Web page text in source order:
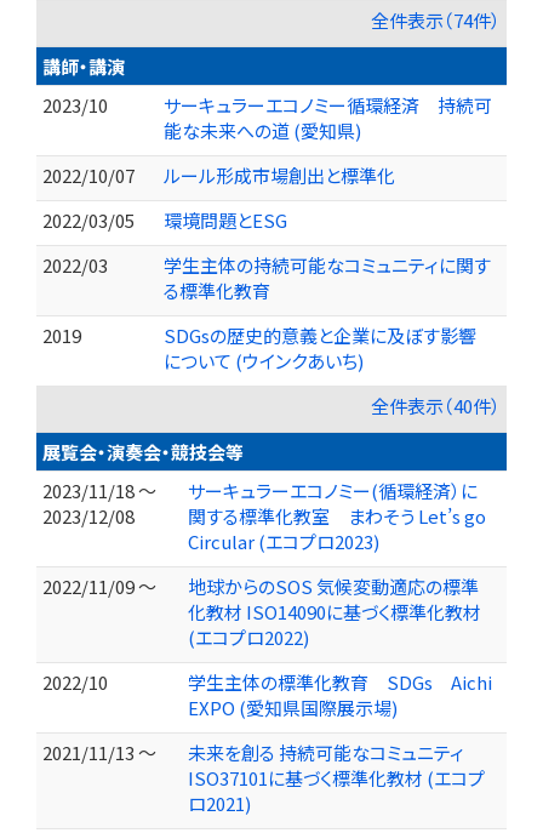
全件表示（74件）
講師・講演
2023/10
サーキュラーエコノミー循環経済 持続可
能な未来への道 (愛知県)
2022/10/07
ルール形成市場創出と標準化
2022/03/05
環境問題とESG
2022/03
学生主体の持続可能なコミュニティに関す
る標準化教育
2019
SDGsの歴史的意義と企業に及ぼす影響
について (ウインクあいち)
全件表示（40件）
展覧会・演奏会・競技会等
2023/11/18 ～
2023/12/08
サーキュラーエコノミー(循環経済）に
関する標準化教室 まわそう Let’s go
Circular (エコプロ2023)
2022/11/09 ～
地球からのSOS 気候変動適応の標準
化教材 ISO14090に基づく標準化教材
(エコプロ2022)
2022/10
学生主体の標準化教育 SDGs Aichi
EXPO (愛知県国際展示場)
2021/11/13 ～
未来を創る 持続可能なコミュニティ
ISO37101に基づく標準化教材 (エコプ
ロ2021)